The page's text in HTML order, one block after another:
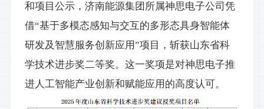
和项目公示，济南能源集团所属神思电子公司凭
借“基于多模态感知与交互的多形态具身智能体
研发及智慧服务创新应用”项目，斩获山东省科
学技术进步奖二等奖。这一奖项是对神思电子推
进人工智能产业创新和赋能应用的高度认可。